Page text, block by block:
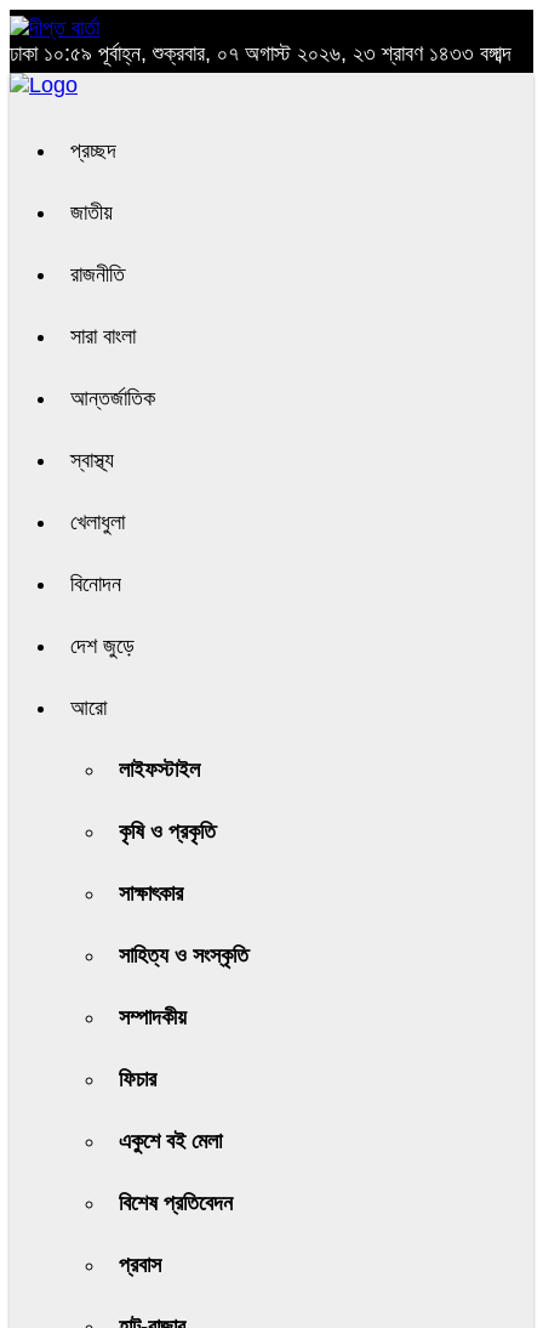
ঢাকা ১০:৫৯ পূর্বাহ্ন, শুক্রবার, ০৭ অগাস্ট ২০২৬, ২৩ শ্রাবণ ১৪৩৩ বঙ্গাব্দ
প্রচ্ছদ
জাতীয়
রাজনীতি
সারা বাংলা
আন্তর্জাতিক
স্বাস্থ্য
খেলাধুলা
বিনোদন
দেশ জুড়ে
আরো
লাইফস্টাইল
কৃষি ও প্রকৃতি
সাক্ষাৎকার
সাহিত্য ও সংস্কৃতি
সম্পাদকীয়
ফিচার
একুশে বই মেলা
বিশেষ প্রতিবেদন
প্রবাস